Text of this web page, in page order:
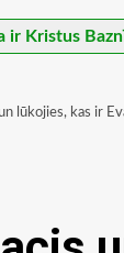
ir Kristus
lūkojies, kas ir